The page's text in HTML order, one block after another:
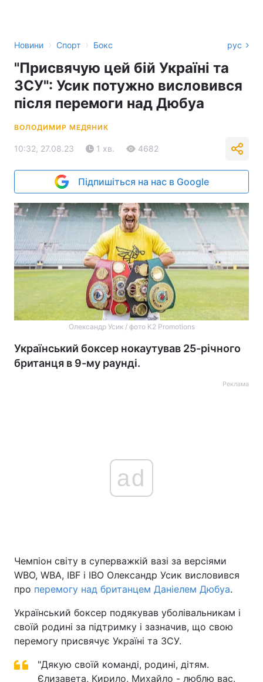
Новини › Спорт › Бокс рус
"Присвячую цей бій Україні та
ЗСУ": Усик потужно висловився
після перемоги над Дюбуа
ВОЛОДИМИР МЕДЯНИК
10:32, 27.08.23 1 хв. 4682
Підпишіться на нас в Google
Олександр Усик / фото K2 Promotions
Український боксер нокаутував 25-річного
британця в 9-му раунді.
Реклама
ad
Чемпіон світу в суперважкій вазі за версіями
WBO, WBА, IBF і IBO Олександр Усик висловився
про перемогу над британцем Даніелем Дюбуа.
Український боксер подякував уболівальникам і
своїй родині за підтримку і зазначив, що свою
перемогу присвячує Україні та ЗСУ.
"Дякую своїй команді, родині, дітям.
Єлизавета, Кирило, Михайло - люблю вас.